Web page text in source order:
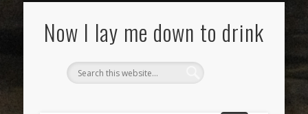
Now I lay me down to drink